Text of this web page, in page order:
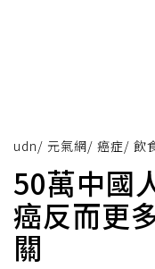
udn/ 元氣網/ 癌症/ 飲
50萬中國
癌反而更
關